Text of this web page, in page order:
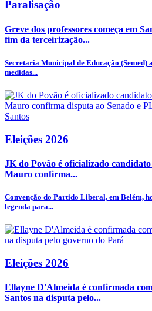
Paralisação
Greve dos professores começa em
fim da terceirização...
Secretaria Municipal de Educação
medidas...
Eleições 2026
JK do Povão é oficializado
Mauro confirma...
Convenção do Partido Liberal, em Belém,
legenda para...
Eleições 2026
Ellayne D'Almeida é confirmada
Santos na disputa pelo...